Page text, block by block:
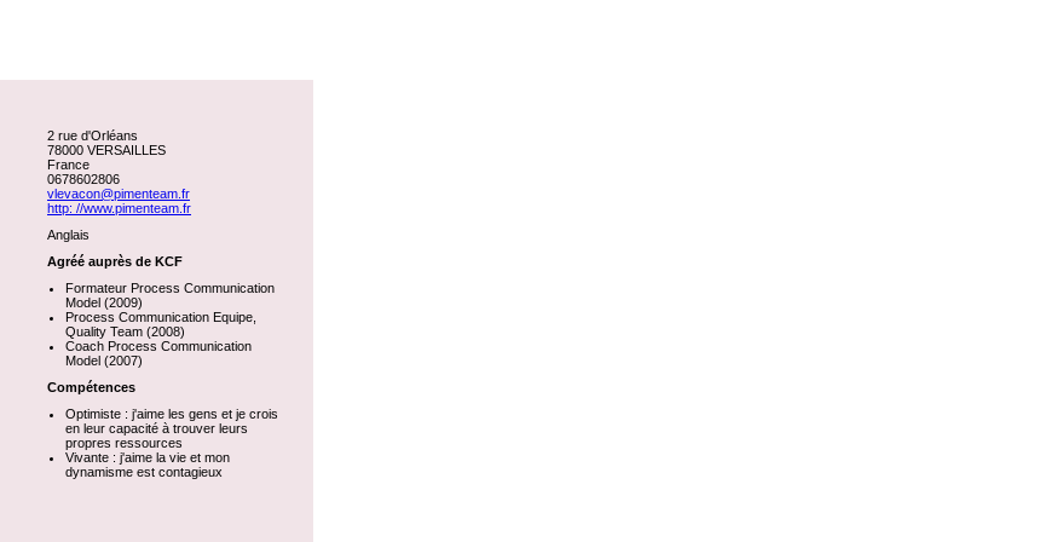
2 rue d'Orléans
78000 VERSAILLES
France
0678602806
vlevacon@pimenteam.fr
http: //www.pimenteam.fr
Anglais
Agréé auprès de KCF
Formateur Process Communication
Model (2009)
Process Communication Equipe,
Quality Team (2008)
Coach Process Communication
Model (2007)
Compétences
Optimiste : j'aime les gens et je crois
en leur capacité à trouver leurs
propres ressources
Vivante : j'aime la vie et mon
dynamisme est contagieux